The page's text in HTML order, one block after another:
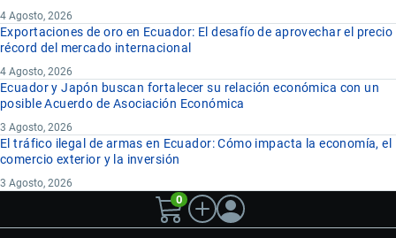
4 Agosto, 2026
Exportaciones de oro en Ecuador: El desafío de aprovechar el precio
récord del mercado internacional
4 Agosto, 2026
Ecuador y Japón buscan fortalecer su relación económica con un
posible Acuerdo de Asociación Económica
3 Agosto, 2026
El tráfico ilegal de armas en Ecuador: Cómo impacta la economía, el
comercio exterior y la inversión
3 Agosto, 2026
0